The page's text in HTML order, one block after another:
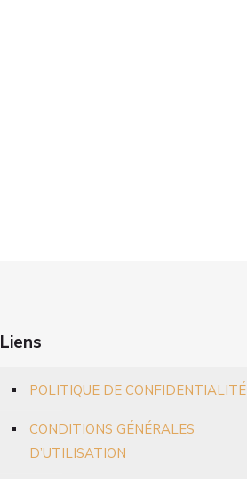
Liens
POLITIQUE DE CONFIDENTIALITÉ
CONDITIONS GÉNÉRALES
D’UTILISATION